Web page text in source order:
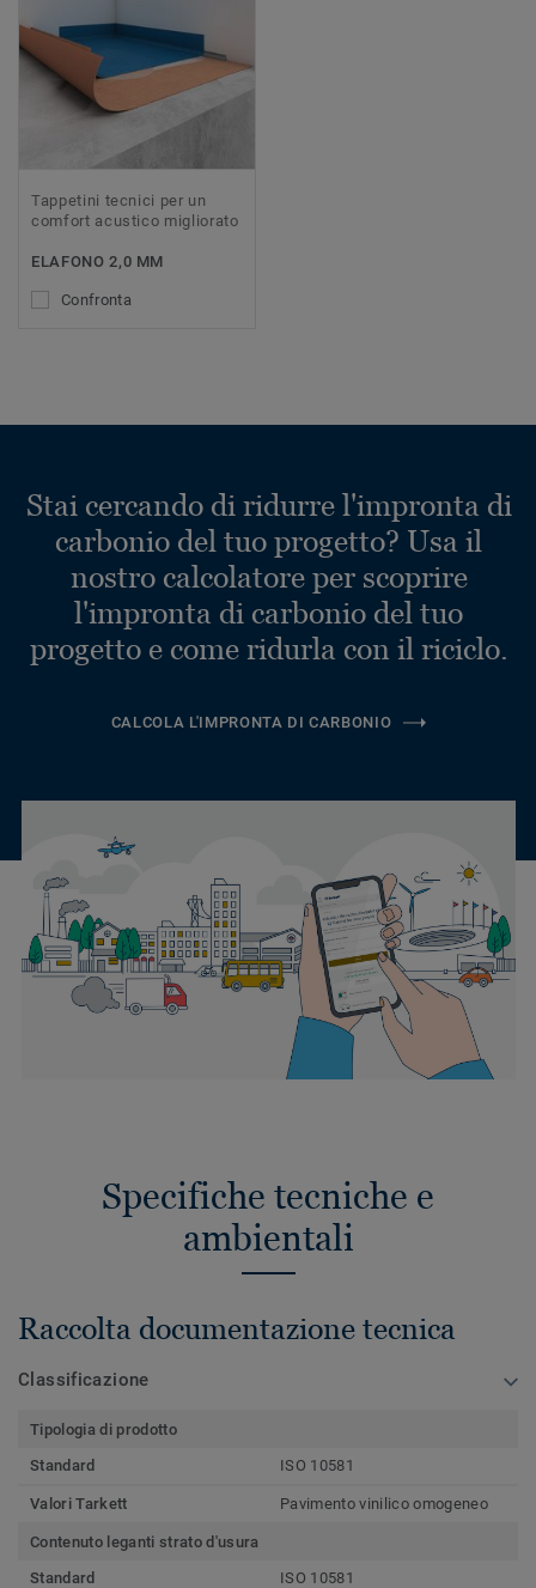
Tappetini tecnici per un
comfort acustico migliorato
ELAFONO 2,0 MM
Confronta
Stai cercando di ridurre l'impronta di
carbonio del tuo progetto? Usa il
nostro calcolatore per scoprire
l'impronta di carbonio del tuo
progetto e come ridurla con il riciclo.
CALCOLA L'IMPRONTA DI CARBONIO
Specifiche tecniche e
ambientali
Raccolta documentazione tecnica
Classificazione
Tipologia di prodotto
Standard
ISO 10581
Valori Tarkett Pavimento vinilico omogeneo
Contenuto leganti strato d'usura
Standard
ISO 10581